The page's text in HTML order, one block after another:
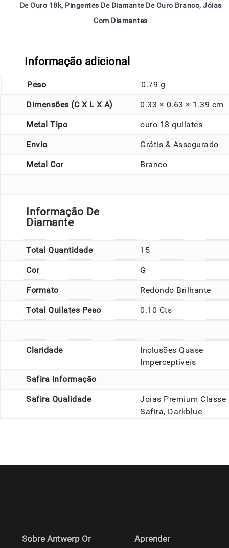
De Ouro 18k, Pingentes De Diamante De Ouro Branco, Jóias
Com Diamantes
Informação adicional
Peso 0.79 g
Dimensões (C X L X A) 0.33 × 0.63 × 1.39 cm
Metal Tipo ouro 18 quilates
Envio Grátis & Assegurado
Metal Cor Branco
Informação De
Diamante
Total Quantidade 15
Cor G
Formato Redondo Brilhante
Total Quilates Peso 0.10 Cts
Claridade
Inclusões Quase
Imperceptíveis
Safira Informação
Safira Qualidade
Joias Premium Classe
Safira, Darkblue
Sobre Antwerp Or Aprender